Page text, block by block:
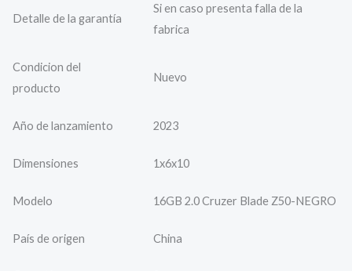
Detalle de la garantía
Si en caso presenta falla de la
fabrica
Condicion del
producto
Nuevo
Año de lanzamiento 2023
Dimensiones 1x6x10
Modelo 16GB 2.0 Cruzer Blade Z50-NEGRO
País de origen China